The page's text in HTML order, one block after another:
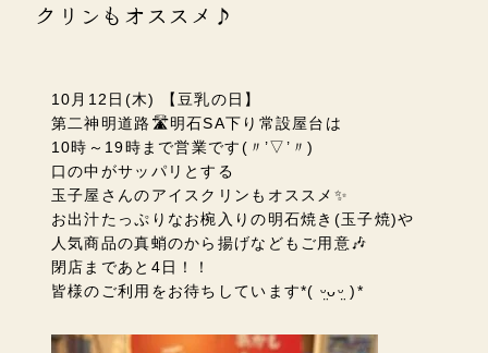
クリンもオススメ♪
10月12日(木) 【豆乳の日】
第二神明道路🛣️明石SA下り常設屋台は
10時～19時まで営業です(〃’▽’〃)
口の中がサッパリとする
玉子屋さんのアイスクリンもオススメ✨
お出汁たっぷりなお椀入りの明石焼き(玉子焼)や
人気商品の真蛸のから揚げなどもご用意🎶
閉店まであと4日！！
皆様のご利用をお待ちしています*( ᵕ̤ᴗᵕ̤ )*